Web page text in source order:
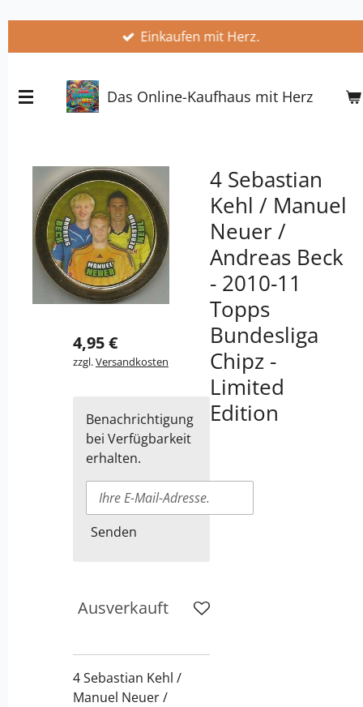
springen
Einkaufen mit Herz.
Das Online-Kaufhaus mit Herz
4 Sebastian
Kehl / Manuel
Neuer /
Andreas Beck
- 2010-11
Topps
Bundesliga
Chipz -
Limited
Edition
4,95 €
zzgl.Versandkosten
Benachrichtigung
bei Verfügbarkeit
erhalten.
Senden
Ausverkauft
4 Sebastian Kehl /
Manuel Neuer /